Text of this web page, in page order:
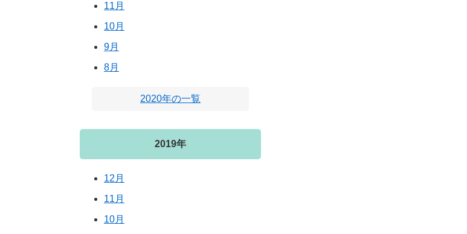
11月
10月
9月
8月
2020年の一覧
2019年
12月
11月
10月